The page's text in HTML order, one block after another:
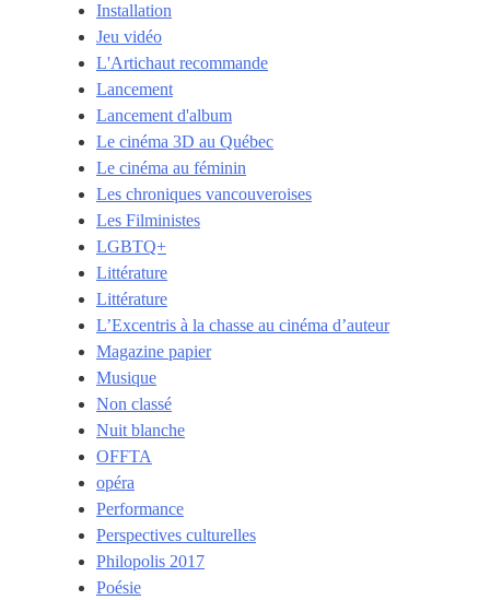
Installation
Jeu vidéo
L'Artichaut recommande
Lancement
Lancement d'album
Le cinéma 3D au Québec
Le cinéma au féminin
Les chroniques vancouveroises
Les Filministes
LGBTQ+
Littérature
Littérature
L’Excentris à la chasse au cinéma d’auteur
Magazine papier
Musique
Non classé
Nuit blanche
OFFTA
opéra
Performance
Perspectives culturelles
Philopolis 2017
Poésie